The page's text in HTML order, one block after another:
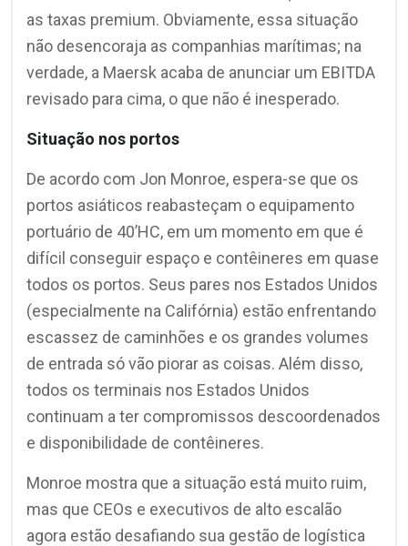
as taxas premium. Obviamente, essa situação
não desencoraja as companhias marítimas; na
verdade, a Maersk acaba de anunciar um EBITDA
revisado para cima, o que não é inesperado.
Situação nos portos
De acordo com Jon Monroe, espera-se que os
portos asiáticos reabasteçam o equipamento
portuário de 40’HC, em um momento em que é
difícil conseguir espaço e contêineres em quase
todos os portos. Seus pares nos Estados Unidos
(especialmente na Califórnia) estão enfrentando
escassez de caminhões e os grandes volumes
de entrada só vão piorar as coisas. Além disso,
todos os terminais nos Estados Unidos
continuam a ter compromissos descoordenados
e disponibilidade de contêineres.
Monroe mostra que a situação está muito ruim,
mas que CEOs e executivos de alto escalão
agora estão desafiando sua gestão de logística